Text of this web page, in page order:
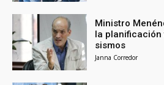
Ministro
la
sismos
Janna Corredor